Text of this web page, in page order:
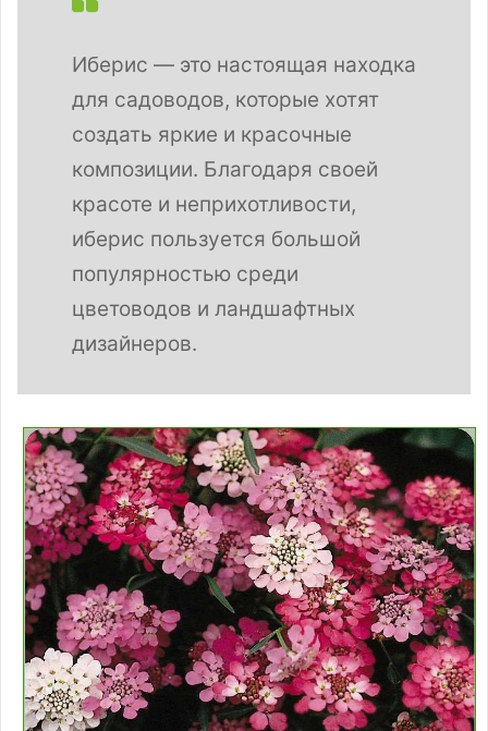
Иберис — это настоящая находка
для садоводов, которые хотят
создать яркие и красочные
композиции. Благодаря своей
красоте и неприхотливости,
иберис пользуется большой
популярностью среди
цветоводов и ландшафтных
дизайнеров.